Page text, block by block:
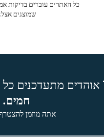
כל האתרים עוברים בדיקות
שמוצגים
אוהדים מתעדכנים
חמים.
אתה מוזמן